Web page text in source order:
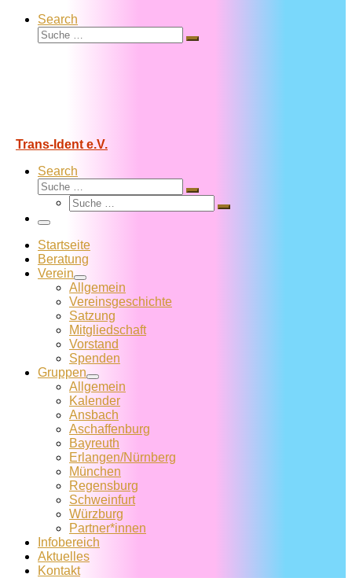
Search
Suche
Suche
Trans-Ident e.V.
Search
Suche
Suche
Suche
Suche
Menü
Startseite
Beratung
Verein
Allgemein
Vereins­geschichte
Satzung
Mitglied­schaft
Vorstand
Spenden
Gruppen
Allgemein
Kalender
Ansbach
Aschaffenburg
Bayreuth
Erlangen/Nürnberg
München
Regensburg
Schweinfurt
Würzburg
Partner*innen
Infobereich
Aktuelles
Kontakt